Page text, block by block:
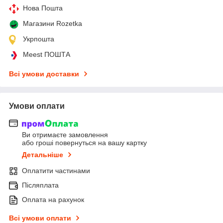
Нова Пошта
Магазини Rozetka
Укрпошта
Meest ПОШТА
Всі умови доставки
Умови оплати
Ви отримаєте замовлення
або гроші повернуться на вашу картку
Детальніше
Оплатити частинами
Післяплата
Оплата на рахунок
Всі умови оплати